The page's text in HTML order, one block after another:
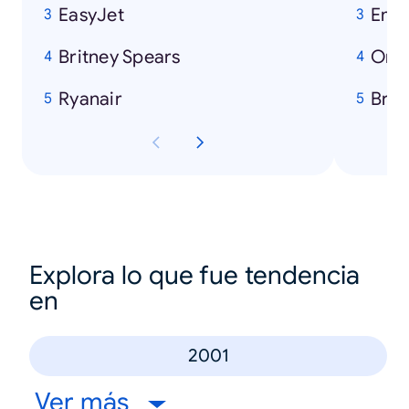
EasyJet
Britney Spears
Ryanair
Explora lo que fue tendencia
en
2001
Ver más